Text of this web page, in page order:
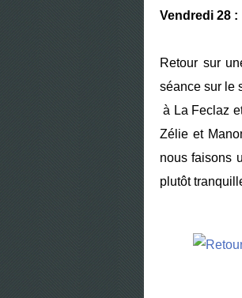
Vendredi 28 :
Retour sur
séance sur le
à La Feclaz
Zélie et
nous faisons
plutôt